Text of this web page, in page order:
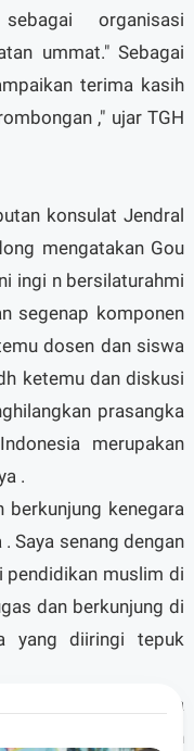
organisasi
ummat." Sebagai
terima kasih
," ujar TGH
konsulat Jendral
mengatakan Gou
ingi n bersilaturahmi
segenap komponen
dosen dan siswa
ketemu dan diskusi
prasangka
merupakan
.
berkunjung kenegara
Saya senang dengan
pendidikan muslim di
dan berkunjung di
yang diiringi tepuk
, saya bisa
mengedepankan